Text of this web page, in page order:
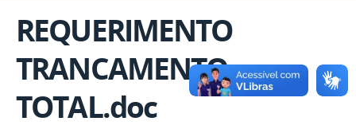
REQUERIMENTO
TRANCAMENTO
TOTAL.doc